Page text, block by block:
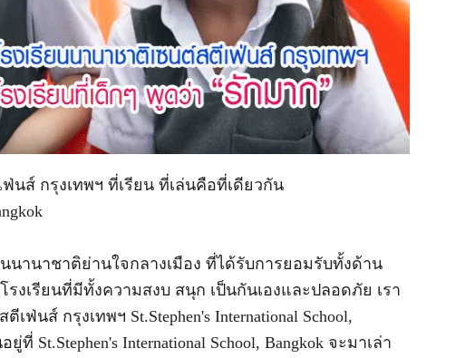
นส์ กรุงเทพฯ ที่เรียน ที่เล่นคือที่เดียวกัน
านาชาติย่านใจกลางเมือง ที่ได้รับการยอมรับทั้งด้าน
งเรียนที่มีทั้งความสงบ สนุก เป็นกันเองและปลอดภัย เรา
ฟ่นส์ กรุงเทพฯ St.Stephen's International School,
ที่ St.Stephen's International School, Bangkok จะมาเล่า